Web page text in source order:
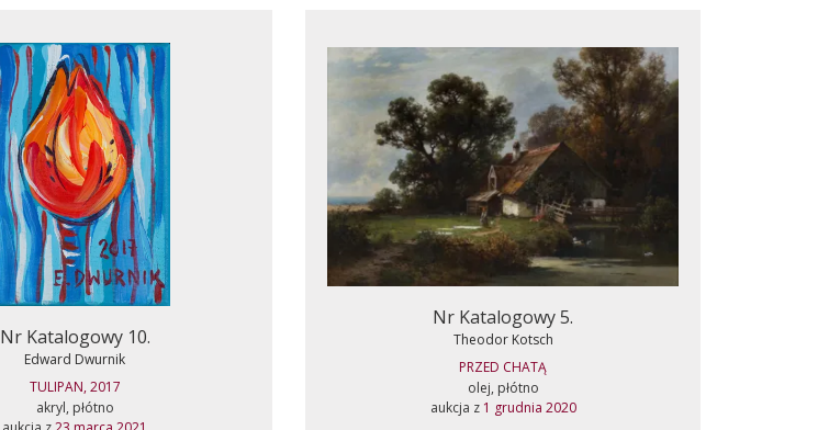
Nr Katalogowy 10.
Edward Dwurnik
TULIPAN, 2017
akryl, płótno
Nr Katalogowy 5.
Theodor Kotsch
PRZED CHATĄ
olej, płótno
aukcja z 1 grudnia 2020